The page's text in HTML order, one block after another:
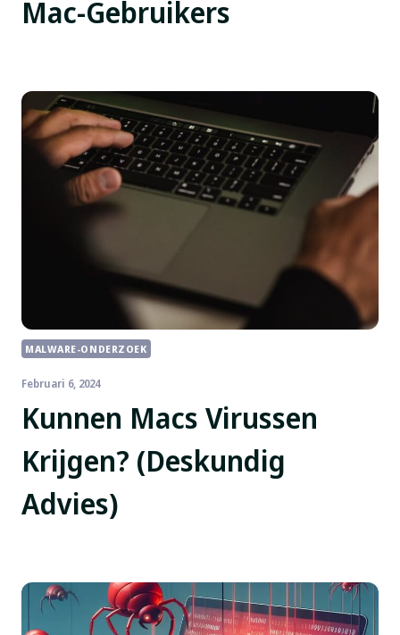
Mac-Gebruikers
MALWARE-ONDERZOEK
Kunnen Macs Virussen
Krijgen? (Deskundig
Advies)
Februari 6, 2024